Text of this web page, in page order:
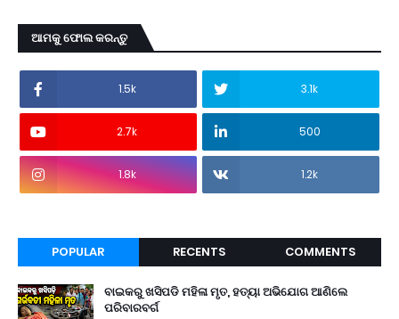
ଆମକୁ ଫୋଲ କରନ୍ତୁ
1.5k 3.1k
2.7k 500
1.8k 1.2k
POPULAR RECENTS COMMENTS
ବାଇକରୁ ଖସିପଡି ମହିଳା ମୃତ, ହତ୍ୟା ଅଭିଯୋଗ ଆଣିଲେ
ପରିବାରବର୍ଗ